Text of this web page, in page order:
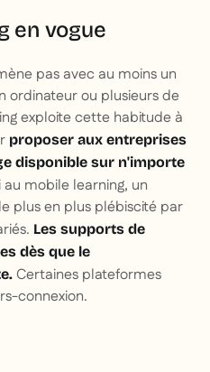
en vogue
pas avec au moins un
ordinateur ou plusieurs de
exploite cette habitude à
proposer aux entreprises
disponible sur n'importe
au mobile learning, un
plus en plus plébiscité par
Les supports de
dès que le
Certaines plateformes
connexion.